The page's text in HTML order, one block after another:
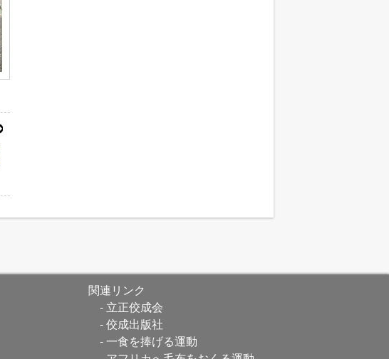
関連リンク
立正佼成会
佼成出版社
一食を捧げる運動